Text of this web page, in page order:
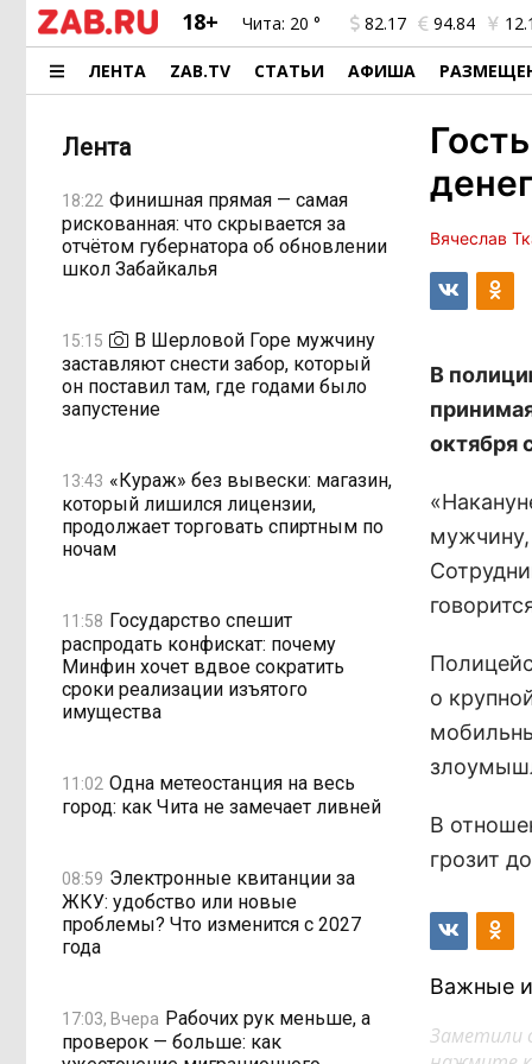
18+ Чита: 20 ° 82.17 94.84
ЛЕНТА ZAB.TV СТАТЬИ АФИША
Лента
18:22 Финишная прямая — самая
рискованная: что скрывается за
отчётом губернатора об обновлении
школ Забайкалья
15:15
В Шерловой Горе мужчину
заставляют снести забор, который
он поставил там, где годами было
запустение
13:43 «Кураж» без вывески: магазин,
который лишился лицензии,
продолжает торговать спиртным по
ночам
11:58 Государство спешит
распродать конфискат: почему
Минфин хочет вдвое сократить
сроки реализации изъятого
имущества
11:02 Одна метеостанция на весь
город: как Чита не замечает ливней
08:59 Электронные квитанции за
ЖКУ: удобство или новые
проблемы? Что изменится с 2027
года
17:03, Вчера Рабочих рук меньше, а
проверок — больше: как
денег
Вячеслав
В
октября
мужчину,
о
В
грозит
Важные
Заметили